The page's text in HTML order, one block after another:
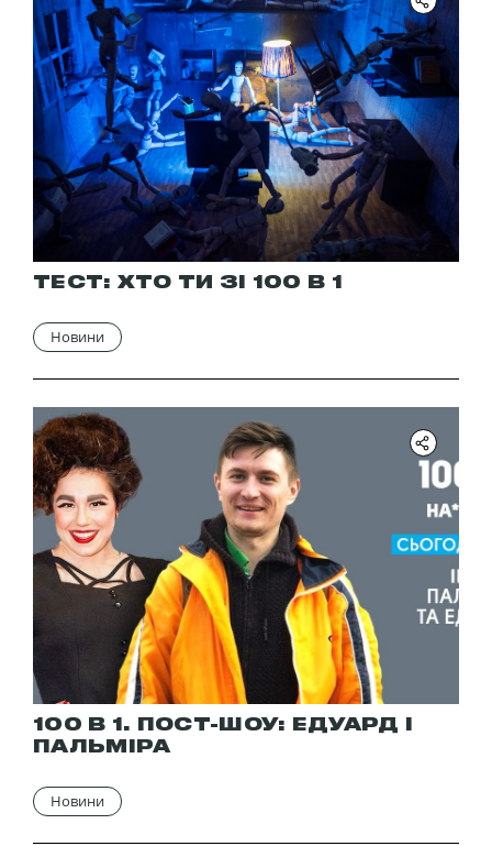
ТЕСТ: ХТО ТИ ЗІ 100 В 1
Новини
100 В 1. ПОСТ-ШОУ: ЕДУАРД І
ПАЛЬМІРА
Новини